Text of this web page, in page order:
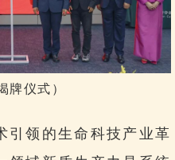
牌仪式）
引领的生命科技产业革